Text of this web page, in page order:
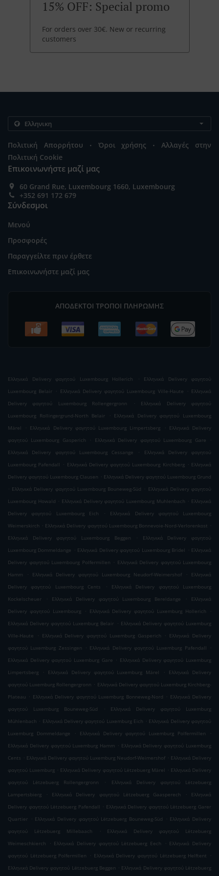
15% OFF: Special promo
For orders over 30€. New or recurring
customers
Πολιτική Απορρήτου . Όροι χρήσης .
Αλλαγές στην
Πολιτική Cookie
Επικοινωνήστε μαζί μας
60 Grand Rue, Luxembourg 1660, Luxembourg
+352 691 172 679
Σύνδεσμοι
Μενού
Προσφορές
Παραγγείλτε πριν έρθετε
Επικοινωνήστε μαζί μας
ΑΠΟΔΕΚΤΟΊ ΤΡΌΠΟΙ ΠΛΗΡΩΜΉΣ
Ελληνικά Delivery φαγητού Luxembourg Hollerich .
Ελληνικά Delivery φαγητού
Luxembourg Belair . Ελληνικά Delivery φαγητού Luxembourg Ville-Haute . Ελληνικά
Delivery φαγητού Luxembourg Rollengergronn
.
Ελληνικά Delivery φαγητού
Luxembourg Rollingergrund-North Belair
. Ελληνικά Delivery φαγητού Luxembourg
Märel
. Ελληνικά Delivery φαγητού Luxembourg Limpertsberg . Ελληνικά Delivery
φαγητού Luxembourg Gasperich
. Ελληνικά Delivery φαγητού Luxembourg Gare
.
Ελληνικά Delivery φαγητού Luxembourg Cessange
.
Ελληνικά Delivery φαγητού
Luxembourg Pafendall . Ελληνικά Delivery φαγητού Luxembourg Kirchberg . Ελληνικά
Delivery φαγητού Luxembourg Clausen . Ελληνικά Delivery φαγητού Luxembourg Grund
. Ελληνικά Delivery φαγητού Luxembourg Bouneweg-Süd . Ελληνικά Delivery φαγητού
Luxembourg Howald . Ελληνικά Delivery φαγητού Luxembourg Muhlenbach . Ελληνικά
Delivery φαγητού Luxembourg Eich
.
Ελληνικά Delivery φαγητού Luxembourg
Weimerskirch . Ελληνικά Delivery φαγητού Luxembourg Bonnevoie-Nord-Verlorenkost .
Ελληνικά Delivery φαγητού Luxembourg Beggen
.
Ελληνικά Delivery φαγητού
Luxembourg Dommeldange . Ελληνικά Delivery φαγητού Luxembourg Bridel . Ελληνικά
Delivery φαγητού Luxembourg Polfermillen . Ελληνικά Delivery φαγητού Luxembourg
Hamm
. Ελληνικά Delivery φαγητού Luxembourg Neudorf-Weimershof .
Ελληνικά
Delivery φαγητού Luxembourg Cents
.
Ελληνικά Delivery φαγητού Luxembourg
Kockelscheuer
. Ελληνικά Delivery φαγητού Luxembourg Bereldange .
Ελληνικά
Delivery φαγητού Luxembourg
. Ελληνικά Delivery φαγητού Luxemburg Hollerich
.
Ελληνικά Delivery φαγητού Luxemburg Belair . Ελληνικά Delivery φαγητού Luxemburg
Ville-Haute
. Ελληνικά Delivery φαγητού Luxemburg Gasperich . Ελληνικά Delivery
φαγητού Luxemburg Zessingen
. Ελληνικά Delivery φαγητού Luxemburg Pafendall
.
Ελληνικά Delivery φαγητού Luxemburg Gare . Ελληνικά Delivery φαγητού Luxemburg
Limpertsberg
. Ελληνικά Delivery φαγητού Luxemburg Märel .
Ελληνικά Delivery
φαγητού Luxemburg Rollengergronn . Ελληνικά Delivery φαγητού Luxemburg Kirchberg-
Plateau . Ελληνικά Delivery φαγητού Luxemburg Bonneweg-Nord . Ελληνικά Delivery
φαγητού Luxemburg Bouneweg-Süd
.
Ελληνικά Delivery φαγητού Luxemburg
Mühlenbach . Ελληνικά Delivery φαγητού Luxemburg Eich . Ελληνικά Delivery φαγητού
Luxemburg Dommeldange
. Ελληνικά Delivery φαγητού Luxemburg Polfermillen
.
Ελληνικά Delivery φαγητού Luxemburg Hamm . Ελληνικά Delivery φαγητού Luxemburg
Cents . Ελληνικά Delivery φαγητού Luxemburg Neudorf-Weimershof . Ελληνικά Delivery
φαγητού Luxemburg . Ελληνικά Delivery φαγητού Lëtzebuerg Märel . Ελληνικά Delivery
φαγητού Lëtzebuerg Rollengergronn
.
Ελληνικά Delivery φαγητού Lëtzebuerg
Lampertsbierg
. Ελληνικά Delivery φαγητού Lëtzebuerg Gaasperech .
Ελληνικά
Delivery φαγητού Lëtzebuerg Pafendall . Ελληνικά Delivery φαγητού Lëtzebuerg Garer
Quartier . Ελληνικά Delivery φαγητού Lëtzebuerg Bouneweg-Süd . Ελληνικά Delivery
φαγητού Lëtzebuerg Millebaach
.
Ελληνικά Delivery φαγητού Lëtzebuerg
Weimeschkierch
. Ελληνικά Delivery φαγητού Lëtzebuerg Eech . Ελληνικά Delivery
φαγητού Lëtzebuerg Polfermillen
. Ελληνικά Delivery φαγητού Lëtzebuerg Helftent
.
Ελληνικά Delivery φαγητού Lëtzebuerg Beggen . Ελληνικά Delivery φαγητού Lëtzebuerg